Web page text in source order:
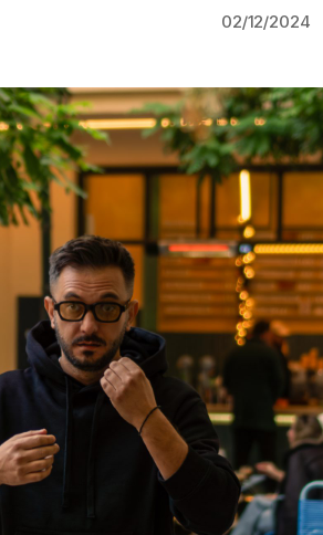
02/12/2024